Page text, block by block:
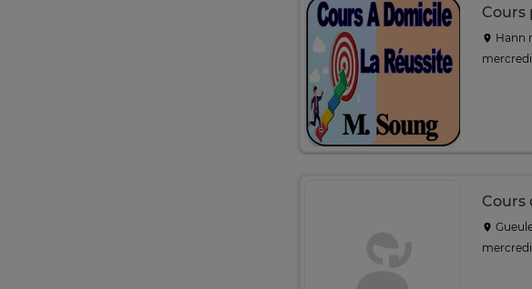
Cours
Hann
Cours